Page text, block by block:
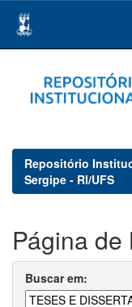
navigation
Repositório
Sergipe - RI/UFS
Página de
Buscar em: